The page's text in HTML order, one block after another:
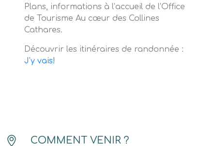
Plans, informations à l’accueil de l’Office
de Tourisme Au cœur des Collines
Cathares.
Découvrir les itinéraires de randonnée :
J’y vais!
COMMENT VENIR ?